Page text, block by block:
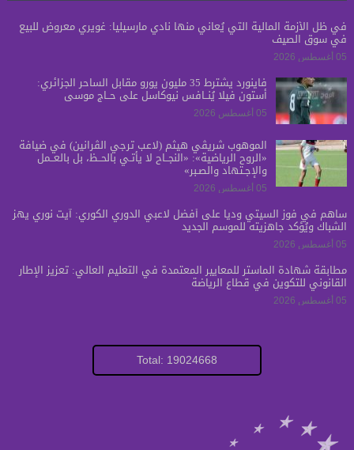
في ظل الأزمة المالية التي يُعاني منها نادي مارسيليا: غويري معروض للبيع
في سوق الصيف
05 أغسطس 2026
فاينورد يشترط 35 مليون يورو مقابل الساحر الجزائري:
أستون فيلا يُنــافس نيوكاسل على حــاج موسى
05 أغسطس 2026
الموهوب شريڤي هيثم (لاعب ترجي الڤرانين) في ضيافة
«الروح الرياضية»: «النجــاح لا يأتـي بالحــظ، بل بالعــمل
والإجـتهاد والصـبر»
05 أغسطس 2026
ساهم في فوز السيتي ودياً على أفضل لاعبي الدوري الكوري: آيت نوري يهز
الشباك ويُؤكد جاهزيته للموسم الجديد
05 أغسطس 2026
مطابقة شهادة الماستر للمعايير المعتمدة في التعليم العالي: تعزيز الإطار
القانوني للتكوين في قطاع الرياضة
05 أغسطس 2026
Total: 19024668